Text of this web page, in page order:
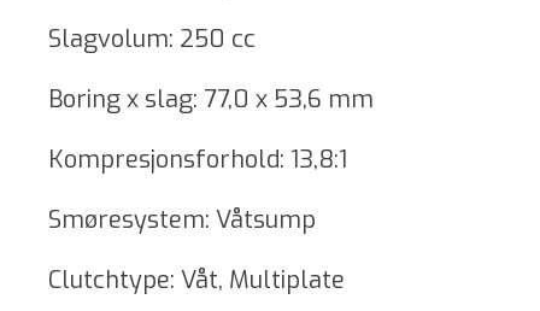
Slagvolum: 250 cc
Boring x slag: 77,0 x 53,6 mm
Kompresjonsforhold: 13,8:1
Smøresystem: Våtsump
Clutchtype: Våt, Multiplate